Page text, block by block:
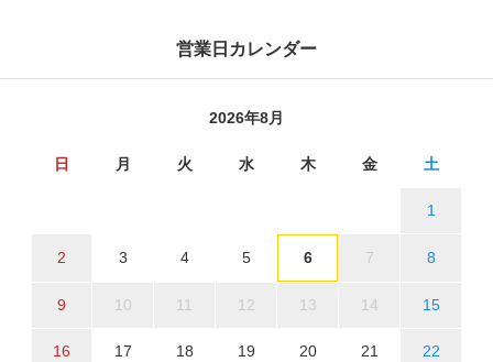
営業日カレンダー
2026年8月
日 月 火 水 木 金 土
1
2 3 4 5 6 7 8
9 10 11 12 13 14 15
16 17 18 19 20 21 22